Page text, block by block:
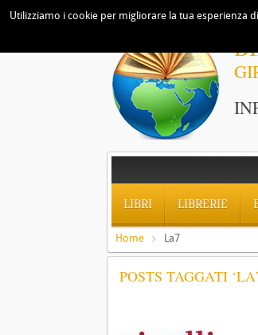
LIBRI LIBRERIE
Home La7
POSTS TAGGATI
Utilizziamo i cookie per migliorare la tua esperienza